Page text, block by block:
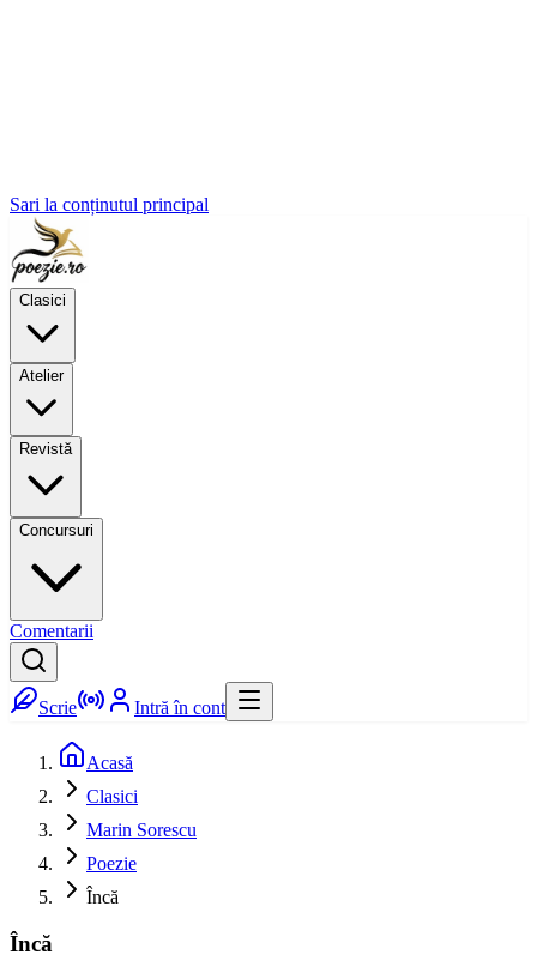
Sari la conținutul principal
Clasici
Atelier
Revistă
Concursuri
Comentarii
Scrie Intră în cont
Acasă
Clasici
Marin Sorescu
Poezie
Încă
Încă